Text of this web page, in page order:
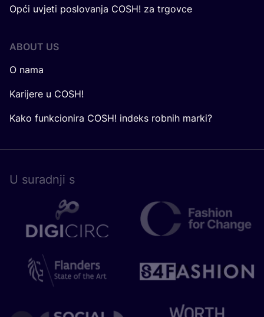
Opći uvjeti poslovanja COSH! za trgovce
ABOUT US
O nama
Karijere u COSH!
Kako funkcionira COSH! indeks robnih marki?
U surad­nji s